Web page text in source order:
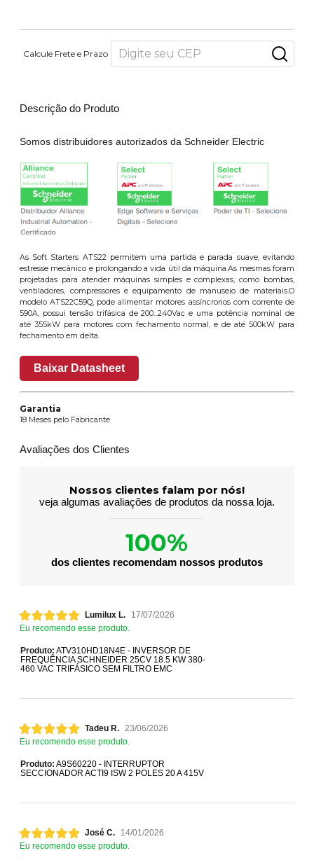
Calcule Frete e Prazo
Descrição do Produto
Somos distribuidores autorizados da Schneider Electric
As Soft Starters ATS22 permitem uma partida e parada suave, evitando
estresse mecânico e prolongando a vida útil da máquina.As mesmas foram
projetadas para atender máquinas simples e complexas, como bombas,
ventiladores, compressores e equipamento de manuseio de materiais.O
modelo ATS22C59Q, pode alimentar motores assíncronos com corrente de
590A, possui tensão trifásica de 200...240Vac e uma potência nominal de
até 355kW para motores com fechamento normal, e de até 500kW para
fechamento em delta.
Baixar Datasheet
Garantia
18 Meses pelo Fabricante
Avaliações dos Clientes
Nossos clientes falam por nós!
veja algumas avaliações de produtos da nossa loja.
100%
dos clientes recomendam nossos produtos
Lumilux L.
17/07/2026
Eu recomendo esse produto.
Produto: ATV310HD18N4E - INVERSOR DE
FREQUÊNCIA SCHNEIDER 25CV 18.5 KW 380-
460 VAC TRIFÁSICO SEM FILTRO EMC
Tadeu R. 23/06/2026
Eu recomendo esse produto.
Produto: A9S60220 - INTERRUPTOR
SECCIONADOR ACTI9 ISW 2 POLES 20 A 415V
José C.
14/01/2026
Eu recomendo esse produto.